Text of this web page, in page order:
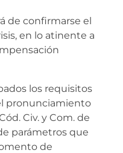
de confirmarse el
en lo atinente a
los requisitos
pronunciamiento
Civ. y Com. de
parámetros que
de